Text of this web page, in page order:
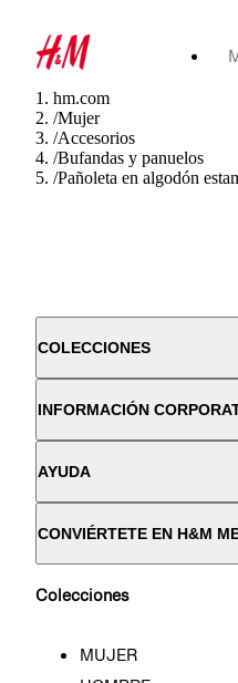
hm.com
/Mujer
/Accesorios
/Bufandas y panuelos
/Pañoleta en algodón
COLECCIONES
INFORMACIÓN
AYUDA
CONVIÉRTETE EN H&M
Colecciones
MUJER